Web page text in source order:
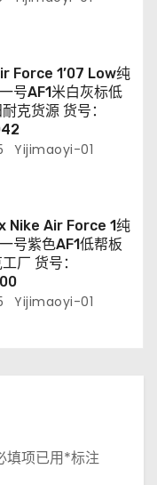
Force 1’07 Low纯
号AF1米白灰标低
克货源 货号：
Yijimaoyi-01
Nike Air Force 1纯
号紫色AF1低帮板
厂 货号：
Yijimaoyi-01
填项已用*标注